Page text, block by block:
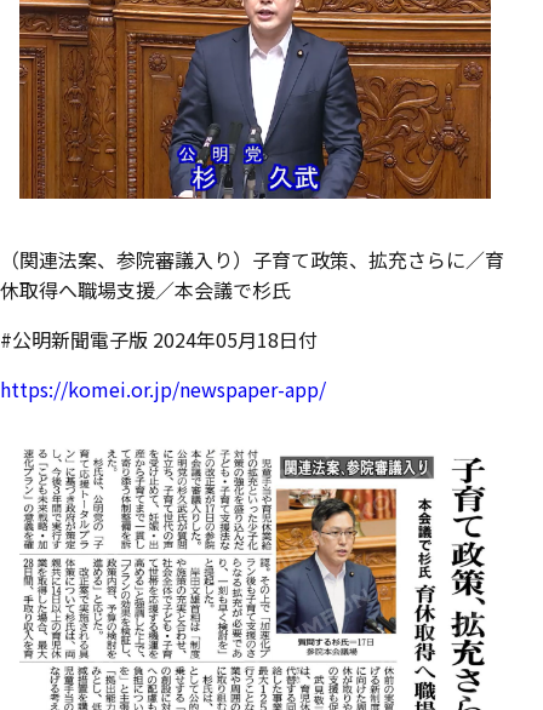
（関連法案、参院審議入り）子育て政策、拡充さらに／育
休取得へ職場支援／本会議で杉氏
#公明新聞電子版 2024年05月18日付
https://komei.or.jp/newspaper-app/